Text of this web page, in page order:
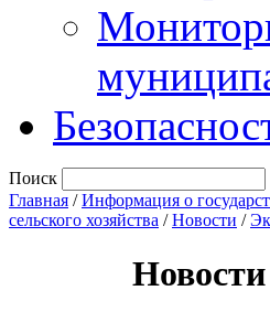
Поиск
Главная /Информация о
сельского хозяйства /Новости /
Новости